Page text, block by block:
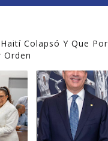
Colapsó Y Que Por
Orden